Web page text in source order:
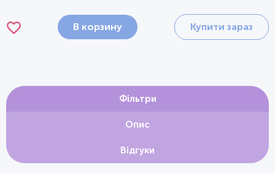
В корзину Купити зараз
Фільтри
Опис
Відгуки